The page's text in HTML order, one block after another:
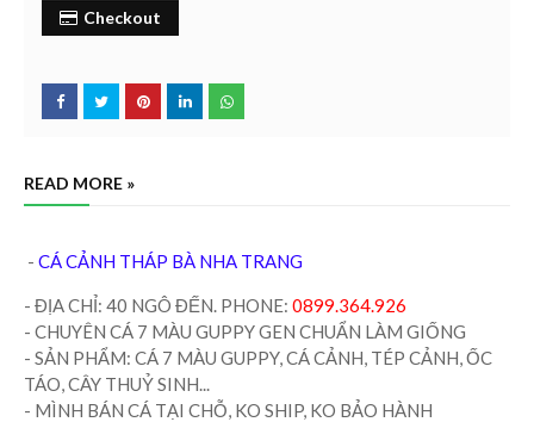
Checkout
READ MORE »
- CÁ CẢNH THÁP BÀ NHA TRANG
- ĐỊA CHỈ: 40 NGÔ ĐẾN. PHONE: 0899.364.926
- CHUYÊN CÁ 7 MÀU GUPPY GEN CHUẨN LÀM GIỐNG
- SẢN PHẨM: CÁ 7 MÀU GUPPY, CÁ CẢNH, TÉP CẢNH, ỐC
TÁO, CÂY THUỶ SINH...
- MÌNH BÁN CÁ TẠI CHỖ, KO SHIP, KO BẢO HÀNH